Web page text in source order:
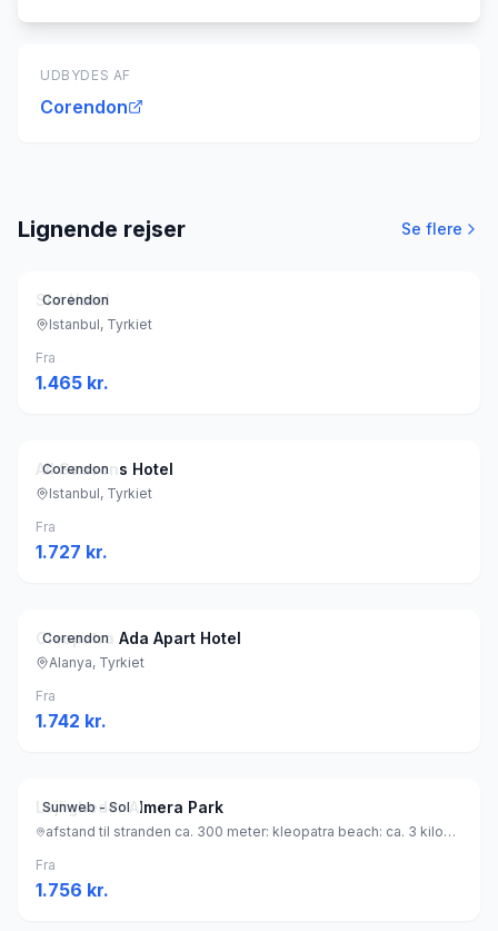
UDBYDES AF
Corendon
Lignende rejser Se flere
Corendon
Sim Hotel
Istanbul, Tyrkiet
Fra
1.465 kr.
Corendon
All Seasons Hotel
Istanbul, Tyrkiet
Fra
1.727 kr.
Corendon
Cleopatra Ada Apart Hotel
Alanya, Tyrkiet
Fra
1.742 kr.
Sunweb - Sol
Lejligheder Almera Park
afstand til stranden ca. 300 meter: kleopatra beach: ca. 3 kilometer (sandstrand), Tyrkiet
Fra
1.756 kr.